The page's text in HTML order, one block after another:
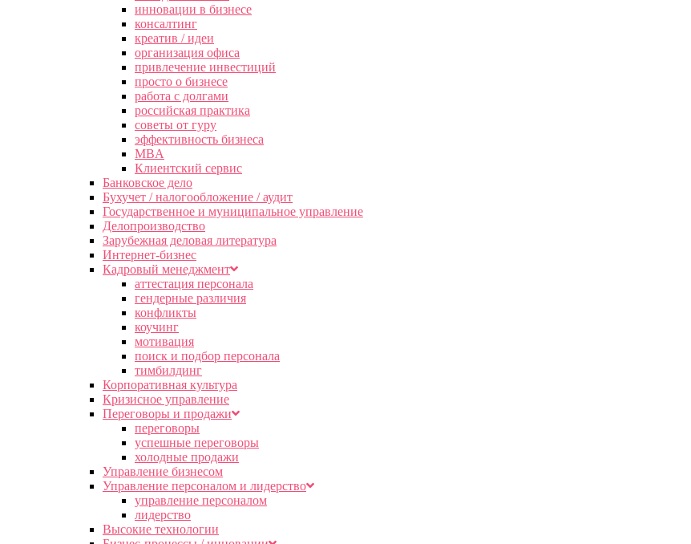
инновации в бизнесе
консалтинг
креатив / идеи
организация офиса
привлечение инвестиций
просто о бизнесе
работа с долгами
российская практика
советы от гуру
эффективность бизнеса
MBA
Клиентский сервис
Банковское дело
Бухучет / налогообложение / аудит
Государственное и муниципальное управление
Делопроизводство
Зарубежная деловая литература
Интернет-бизнес
Кадровый менеджмент
аттестация персонала
гендерные различия
конфликты
коучинг
мотивация
поиск и подбор персонала
тимбилдинг
Корпоративная культура
Кризисное управление
Переговоры и продажи
переговоры
успешные переговоры
холодные продажи
Управление бизнесом
Управление персоналом и лидерство
управление персоналом
лидерство
Высокие технологии